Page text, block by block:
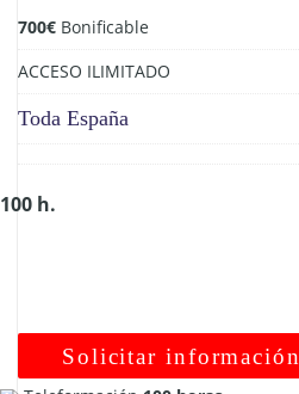
700€ Bonificable
ACCESO ILIMITADO
Toda España
100 h.
Solicitar información